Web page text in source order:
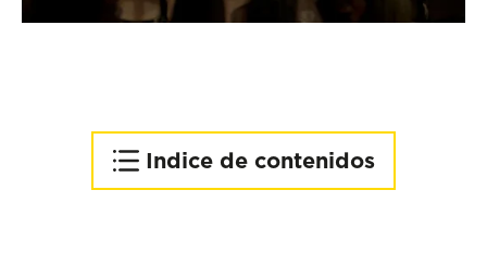
Indice de contenidos